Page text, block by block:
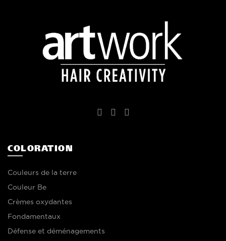
COLORATION
Couleurs de la terre
Couleur Be
Crèmes oxydantes
Fondamentaux
Défense et déménagements